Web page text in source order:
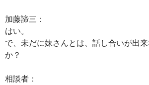
加藤諦三：
はい。
で、未だに妹さんとは、話し合いが出
か？
相談者：